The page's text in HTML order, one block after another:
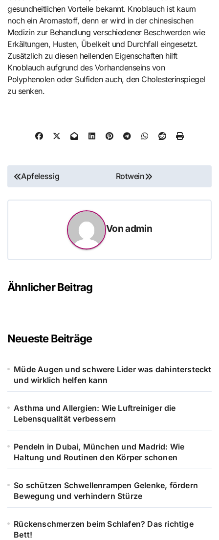
gesundheitlichen Vorteile bekannt. Knoblauch ist kaum
noch ein Aromastoff, denn er wird in der chinesischen
Medizin zur Behandlung verschiedener Beschwerden wie
Erkältungen, Husten, Übelkeit und Durchfall eingesetzt.
Zusätzlich zu diesen heilenden Eigenschaften hilft
Knoblauch aufgrund des Vorhandenseins von
Polyphenolen oder Sulfiden auch, den Cholesterinspiegel
zu senken.
Beitragsnavigation
Apfelessig Rotwein
Vonadmin
Ähnlicher Beitrag
Neueste Beiträge
Müde Augen und schwere Lider was dahintersteckt
und wirklich helfen kann
Asthma und Allergien: Wie Luftreiniger die
Lebensqualität verbessern
Pendeln in Dubai, München und Madrid: Wie
Haltung und Routinen den Körper schonen
So schützen Schwellenrampen Gelenke, fördern
Bewegung und verhindern Stürze
Rückenschmerzen beim Schlafen? Das richtige
Bett!